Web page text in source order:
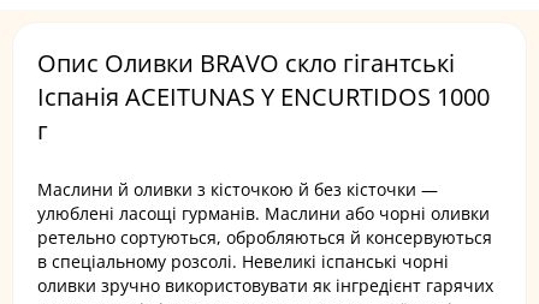
Опис Оливки BRAVO скло гігантські
Іспанія ACEITUNAS Y ENCURTIDOS 1000
г
Маслини й оливки з кісточкою й без кісточки —
улюблені ласощі гурманів. Маслини або чорні оливки
ретельно сортуються, обробляються й консервуються
в спеціальному розсолі. Невеликі іспанські чорні
оливки зручно використовувати як інгредієнт гарячих